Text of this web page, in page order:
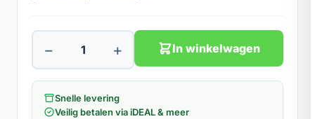
− + In winkelwagen
Snelle levering
Veilig betalen via iDEAL & meer